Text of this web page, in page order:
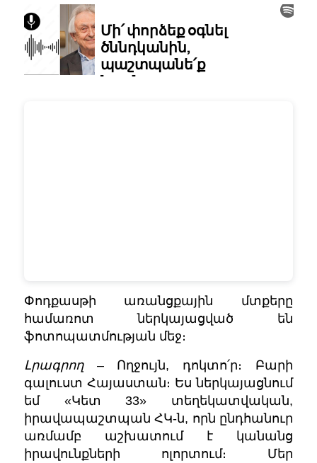
Փոդքասթի առանցքային մտքերը
համառոտ ներկայացված են
ֆոտոպատմության մեջ։
Լրագրող– Ողջույն, դոկտո՛ր։ Բարի
գալուստ Հայաստան։ Ես ներկայացնում
եմ «Կետ 33» տեղեկատվական,
իրավապաշտպան ՀԿ-ն, որն ընդհանուր
առմամբ աշխատում է կանանց
իրավունքների ոլորտում։ Մեր